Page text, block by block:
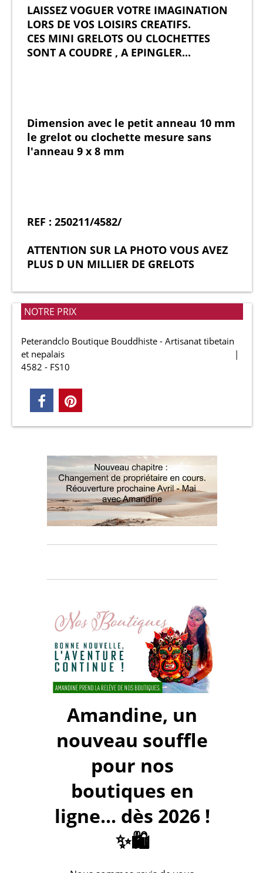
LAISSEZ VOGUER VOTRE IMAGINATION
LORS DE VOS LOISIRS CREATIFS.
CES MINI GRELOTS OU CLOCHETTES
SONT A COUDRE , A EPINGLER...
Dimension avec le petit anneau 10 mm
le grelot ou clochette mesure sans
l'anneau 9 x 8 mm
REF : 250211/4582/
ATTENTION SUR LA PHOTO VOUS AVEZ
PLUS D UN MILLIER DE GRELOTS
NOTRE PRIX
Peterandclo Boutique Bouddhiste - Artisanat tibetain
et nepalais
4582 - FS10
Amandine, un
nouveau souffle
pour nos
boutiques en
ligne... dès 2026 !
✨🛍️